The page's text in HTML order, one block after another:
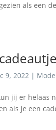
als een
9, 2022| Mode
jij er helaas
als je een